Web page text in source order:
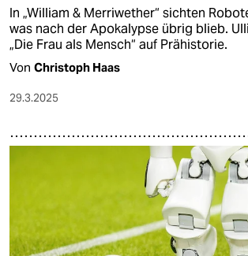
In „William & Merriwether“ sichten
was nach der Apokalypse übrig blieb.
„Die Frau als Mensch“ auf Prähistorie.
Von Christoph Haas
29.3.2025